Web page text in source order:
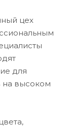
цех
для
на высоком